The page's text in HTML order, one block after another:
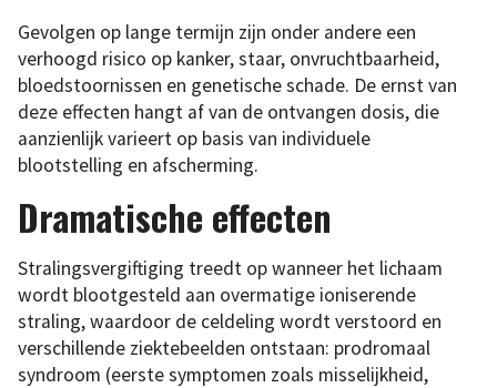
Gevolgen op lange termijn zijn onder andere een
verhoogd risico op kanker, staar, onvruchtbaarheid,
bloedstoornissen en genetische schade. De ernst van
deze effecten hangt af van de ontvangen dosis, die
aanzienlijk varieert op basis van individuele
blootstelling en afscherming.
Dramatische effecten
Stralingsvergiftiging treedt op wanneer het lichaam
wordt blootgesteld aan overmatige ioniserende
straling, waardoor de celdeling wordt verstoord en
verschillende ziektebeelden ontstaan: prodromaal
syndroom (eerste symptomen zoals misselijkheid,